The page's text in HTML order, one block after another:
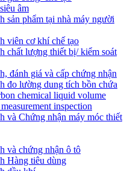
âm
sản phẩm tại nhà máy người
viên cơ khí chế tạo
chất lượng thiết bị/ kiểm soát
đánh giá và cấp chứng nhận
đo lường dung tích bồn chứa
chemical liquid volume
inspection
và Chứng nhận máy móc thiết
và chứng nhận ô tô
Hàng tiêu dùng